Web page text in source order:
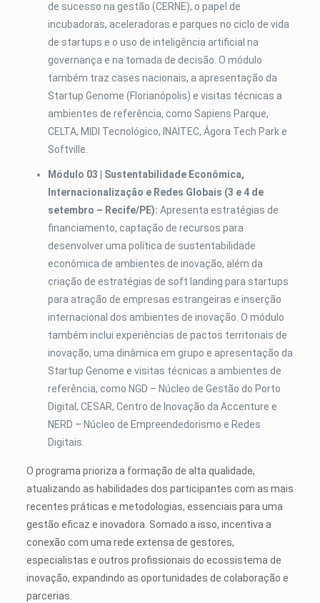
de sucesso na gestão (CERNE), o papel de
incubadoras, aceleradoras e parques no ciclo de vida
de startups e o uso de inteligência artificial na
governança e na tomada de decisão. O módulo
também traz cases nacionais, a apresentação da
Startup Genome (Florianópolis) e visitas técnicas a
ambientes de referência, como Sapiens Parque,
CELTA, MIDI Tecnológico, INAITEC, Ágora Tech Park e
Softville.
Módulo 03 | Sustentabilidade Econômica,
Internacionalização e Redes Globais (3 e 4 de
setembro – Recife/PE): Apresenta estratégias de
financiamento, captação de recursos para
desenvolver uma política de sustentabilidade
econômica de ambientes de inovação, além da
criação de estratégias de soft landing para startups
para atração de empresas estrangeiras e inserção
internacional dos ambientes de inovação. O módulo
também inclui experiências de pactos territoriais de
inovação, uma dinâmica em grupo e apresentação da
Startup Genome e visitas técnicas a ambientes de
referência, como NGD – Núcleo de Gestão do Porto
Digital, CESAR, Centro de Inovação da Accenture e
NERD – Núcleo de Empreendedorismo e Redes
Digitais.
O programa prioriza a formação de alta qualidade,
atualizando as habilidades dos participantes com as mais
recentes práticas e metodologias, essenciais para uma
gestão eficaz e inovadora. Somado a isso, incentiva a
conexão com uma rede extensa de gestores,
especialistas e outros profissionais do ecossistema de
inovação, expandindo as oportunidades de colaboração e
parcerias.